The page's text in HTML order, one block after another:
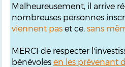
Malheureusement, il arrive
nombreuses personnes
viennent paset ce, sans
MERCI de respecter
bénévoles en les prévenant